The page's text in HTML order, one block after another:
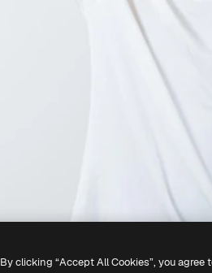
By clicking “Accept All Cookies”, you